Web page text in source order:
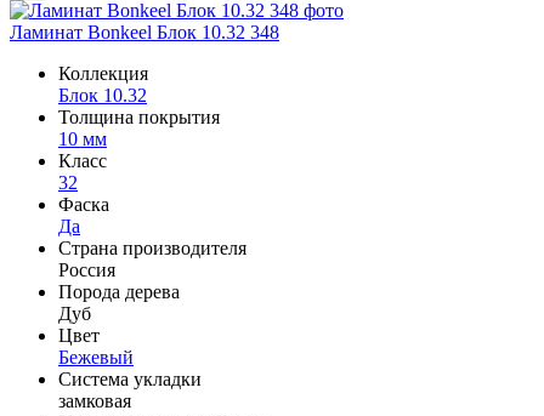
Ламинат Bonkeel Блок 10.32 348
Коллекция
Блок 10.32
Толщина покрытия
10 мм
Класс
32
Фаска
Да
Страна производителя
Россия
Порода дерева
Дуб
Цвет
Бежевый
Система укладки
замковая